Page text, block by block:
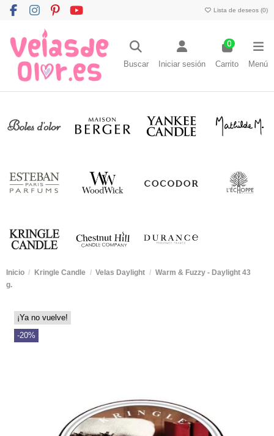
Lista de deseos (0)
Buscar Iniciar sesión
0
Carrito Menú
Inicio Kringle Candle Velas Daylight
Warm & Fuzzy - Daylight 43
g.
¡Ya no vuelve!
-20%